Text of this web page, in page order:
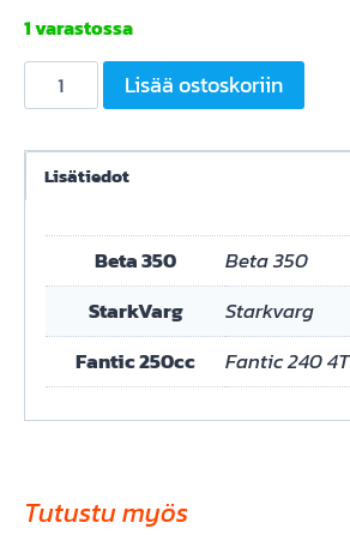
1 varastossa
Vuokraus
(
sovittu
aika
Lisää ostoskoriin
Lisätiedot
Beta 350
Beta 350
StarkVarg
Starkvarg
Fantic 250cc
Fantic 240 4T
Tutustu myös